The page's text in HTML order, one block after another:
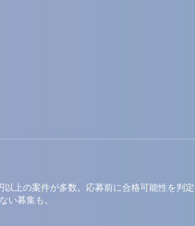
上の案件が多数。応募前に合格可能性を判
い募集も。